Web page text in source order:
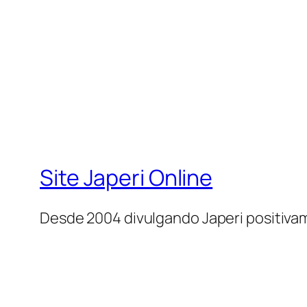
Site Japeri Online
Desde 2004 divulgando Japeri